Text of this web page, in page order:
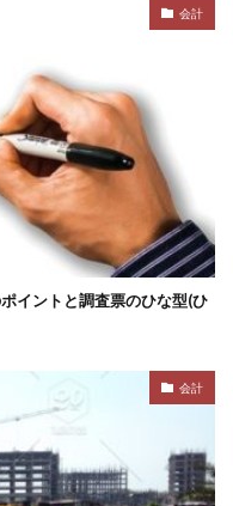
会計
イントと調査票のひな型(ひ
会計